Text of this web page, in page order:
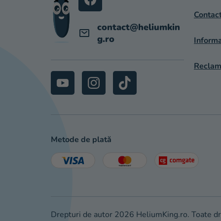
contact@heliumkin
g.ro
Metode de plată
Drepturi de autor 2026 HeliumKing.ro. Toate